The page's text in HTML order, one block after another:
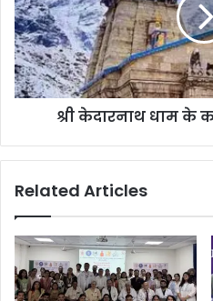
श्री केदारनाथ धाम के
Related Articles